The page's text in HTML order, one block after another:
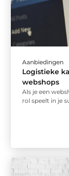
Aanbiedingen
Logistieke
webshops
Als je een
rol speelt in je